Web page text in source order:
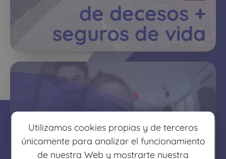
Utilizamos cookies propias y de terceros
únicamente para analizar el funcionamiento
de nuestra Web y mostrarte nuestra
de decesos +
seguros de vida
PROTECCIÓN FAMILIAR
protege lo que más